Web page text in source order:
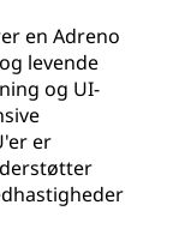
en Adreno
levende
og UI-
er